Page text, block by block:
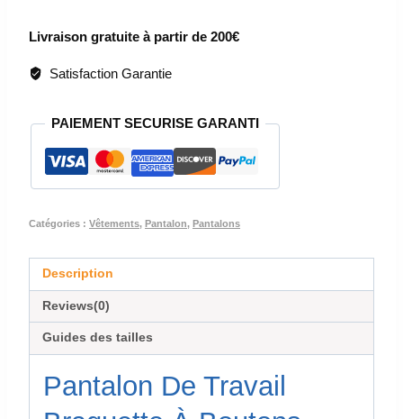
Livraison gratuite à partir de 200€
Satisfaction Garantie
PAIEMENT SECURISE GARANTI
Catégories : Vêtements, Pantalon, Pantalons
Description
Reviews(0)
Guides des tailles
Pantalon De Travail